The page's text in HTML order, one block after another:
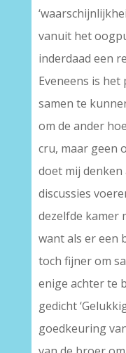
vanuit het
inderdaad een
Eveneens is
samen te
om de ander
cru, maar geen
doet mij denken
discussies
dezelfde kamer
want als er een
toch fijner om
enige achter te
gedicht
goedkeuring